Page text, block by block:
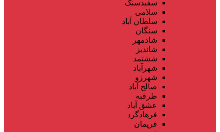
سفیدسنگ
سلامی
سلطان آباد
سنگان
شادمهر
شاندیز
ششتمد
شهرآباد
شهرزو
صالح آباد
طرقبه
عشق آباد
فرهادگرد
فریمان